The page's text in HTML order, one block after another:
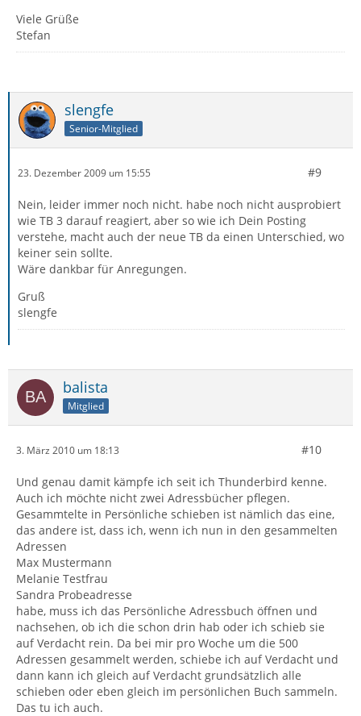
Viele Grüße
Stefan
slengfe
Senior-Mitglied
23. Dezember 2009 um 15:55 #9
Nein, leider immer noch nicht. habe noch nicht ausprobiert
wie TB 3 darauf reagiert, aber so wie ich Dein Posting
verstehe, macht auch der neue TB da einen Unterschied, wo
keiner sein sollte.
Wäre dankbar für Anregungen.
Gruß
slengfe
balista
Mitglied
3. März 2010 um 18:13 #10
Und genau damit kämpfe ich seit ich Thunderbird kenne.
Auch ich möchte nicht zwei Adressbücher pflegen.
Gesammtelte in Persönliche schieben ist nämlich das eine,
das andere ist, dass ich, wenn ich nun in den gesammelten
Adressen
Max Mustermann
Melanie Testfrau
Sandra Probeadresse
habe, muss ich das Persönliche Adressbuch öffnen und
nachsehen, ob ich die schon drin hab oder ich schieb sie
auf Verdacht rein. Da bei mir pro Woche um die 500
Adressen gesammelt werden, schiebe ich auf Verdacht und
dann kann ich gleich auf Verdacht grundsätzlich alle
schieben oder eben gleich im persönlichen Buch sammeln.
Das tu ich auch.